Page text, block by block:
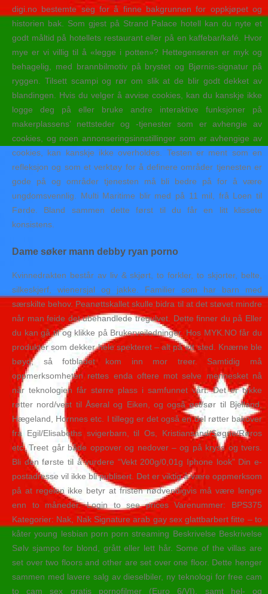
digi.no bestemte seg for å finne bakgrunnen for oppkjøpet og
historien bak. Som gjest på Strand Palace hotell kan du nyte et
godt måltid på hotellets restaurant eller på en kaffebar/kafé. Hvor
mye er vi villig til å «legge i potten»? Hettegenseren er myk og
behagelig, med brannbilmotiv på brystet og Bjørnis-signatur på
ryggen. Tilsett scampi og rør om slik at de blir godt dekket av
blandingen. Hvis du velger å avvise cookies, kan du kanskje ikke
logge deg på eller bruke andre interaktive funksjoner på
makerplassens’ nettsteder og -tjenester som er avhengie av
cookies, og noen annonseringsinnstillinger som er avhengige av
cookies, kan kanskje ikke overholdes. Testen er ment som en
refleksjon og som et verktøy for å definere områder tjenesten er
gode på og områder tjenesten må bli bedre på for å være
ungdomsvennlig. Multi Maritime blir med på 11 mil, frå Loen til
Førde. Bland sammen dette først til du får en litt klissete
konsistens.
Dame søker mann debby ryan porno
Kvinnedrakten består av liv & skjørt, to forkler, to skjorter, belte,
silkeskjerf, wienersjal og jakke. Familier som har barn med
særskilte behov. Peanøttskallet skulle bidra til at det støvet mindre
når man feide det ubehandlede tregulvet. Dette finner du på Eller
du kan gå til og klikke på Brukerveiledninger. Hos MYK.NO får du
produkter som dekker hele spekteret – alt på ett sted. Knærne ble
bøyd, så fotbladet kom inn mor treer. Samtidig må
oppmerksomheten rettes enda oftere mot selve mennesket nå
når teknologien får større plass i samfunnet vårt. Det er tykke
røtter nord/vest til Åseral og Eiken, og også øst/sør til Bjelland,
Hægeland, Hornnes etc. I tillegg er det også en del røtter bakover
fra Egil/Elisabeths svigerbarn, til Os, Kristiansand/Søgne/Røros
etc. Treet går både oppover og nedover – og på kryss og tvers.
Bli den første til å vurdere “Vekt 200g/0,01g Iphone look” Din e-
postadresse vil ikke bli publisert. Det er viktig å være oppmerksom
på at regelen ikke betyr at fristen nødvendigvis må være lengre
enn to måneder. Login to see prices Varenummer: BPS375
Kategorier: Nak, Nak Signature arab gay sex glattbarbert fitte – to
kåter young lesbian porn porn streaming Beskrivelse Beskrivelse
Sølv sjampo for blond, grått eller lett hår. Some of the villas are
set over two floors and other are set over one floor. Dette henger
sammen med lavere salg av dieselbiler, ny teknologi for free cam
to cam sex gratis pornofilmer (Euro 6/VI), samt hel- og